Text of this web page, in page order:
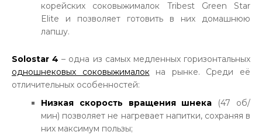
корейских соковыжималок Tribest Green Star
Elite и позволяет готовить в них домашнюю
лапшу.
Solostar 4 – одна из самых медленных горизонтальных
одношнековых соковыжималокна рынке. Среди её
отличительных особенностей:
Низкая скорость вращения шнека (47 об/
мин) позволяет не нагревает напитки, сохраняя в
них максимум пользы;